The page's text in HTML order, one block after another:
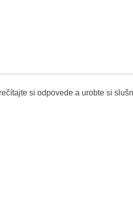
si odpovede a urobte si